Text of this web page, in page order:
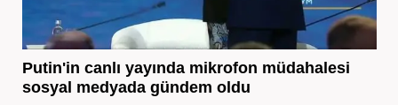
Putin'in canlı yayında mikrofon müdahalesi
sosyal medyada gündem oldu